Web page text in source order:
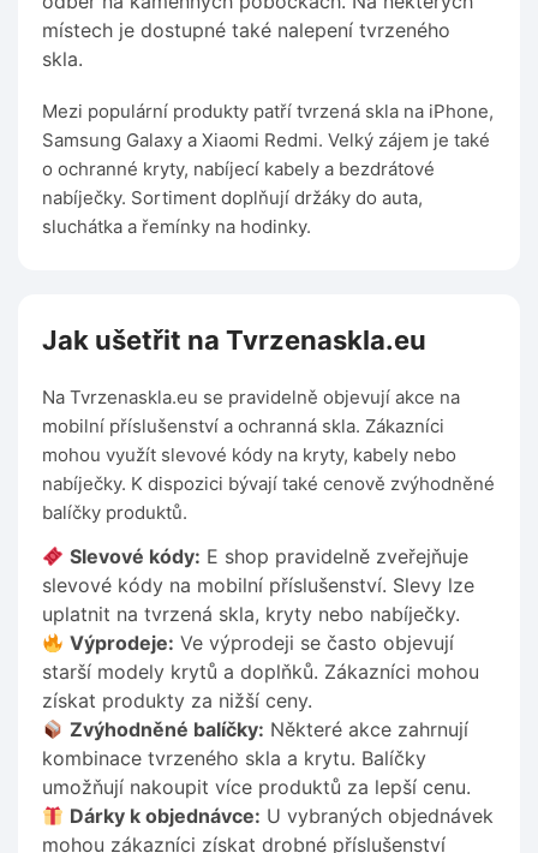
místech je dostupné také nalepení tvrzeného
skla.
Mezi populární produkty patří tvrzená skla na iPhone,
Samsung Galaxy a Xiaomi Redmi. Velký zájem je také
o ochranné kryty, nabíjecí kabely a bezdrátové
nabíječky. Sortiment doplňují držáky do auta,
sluchátka a řemínky na hodinky.
Jak ušetřit na Tvrzenaskla.eu
Na Tvrzenaskla.eu se pravidelně objevují akce na
mobilní příslušenství a ochranná skla. Zákazníci
mohou využít slevové kódy na kryty, kabely nebo
nabíječky. K dispozici bývají také cenově zvýhodněné
balíčky produktů.
Slevové kódy: E shop pravidelně zveřejňuje
slevové kódy na mobilní příslušenství. Slevy lze
uplatnit na tvrzená skla, kryty nebo nabíječky.
Výprodeje: Ve výprodeji se často objevují
starší modely krytů a doplňků. Zákazníci mohou
získat produkty za nižší ceny.
Zvýhodněné balíčky: Některé akce zahrnují
kombinace tvrzeného skla a krytu. Balíčky
umožňují nakoupit více produktů za lepší cenu.
Dárky k objednávce: U vybraných objednávek
mohou zákazníci získat drobné příslušenství